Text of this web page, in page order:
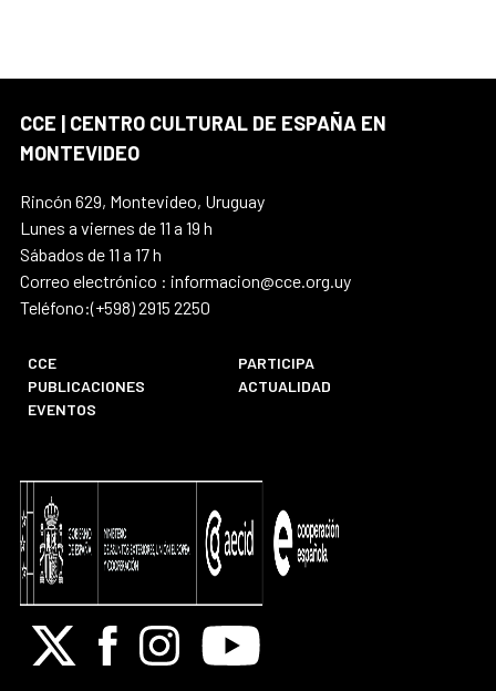
CCE | CENTRO CULTURAL DE ESPAÑA EN
MONTEVIDEO
Rincón 629, Montevideo, Uruguay
Lunes a viernes de 11 a 19 h
Sábados de 11 a 17 h
Correo electrónico : informacion@cce.org.uy
Teléfono:(+598) 2915 2250
CCE
PARTICIPA
PUBLICACIONES
ACTUALIDAD
EVENTOS
X FacebookInstagramYoutube